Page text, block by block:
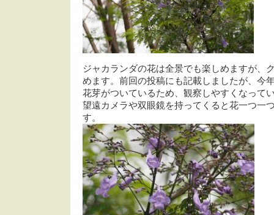
ジャカランダの花は全景でも楽しめますが、
めます。前回の投稿にも記載しましたが、今
花芽がついているため、観察しやすくなって
望遠カメラや双眼鏡を持ってくると花一つ一
す。